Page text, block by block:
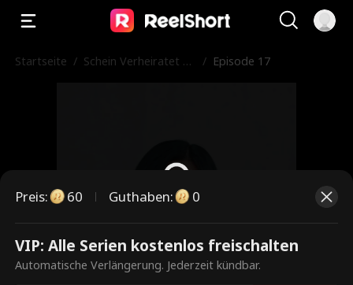
Startseite / Schein Verheiratet mi
/ Episode 17
Dies ist eine kostenpflichtige
Episode. Bitte entsperren, um
Preis: 60 Guthaben: 0
VIP: Alle Serien kostenlos freischalten
Automatische Verlängerung. Jederzeit kündbar.